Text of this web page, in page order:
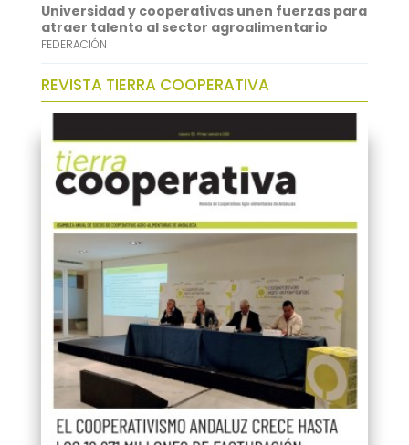
Universidad y cooperativas unen fuerzas para
atraer talento al sector agroalimentario
FEDERACIÓN
REVISTA TIERRA COOPERATIVA